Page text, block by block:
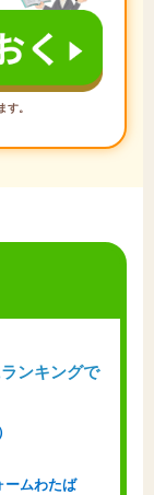
。
ンキングで
ームわたば